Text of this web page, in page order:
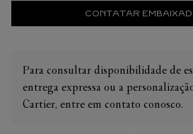
mm, espessura: 8,6 mm. Resistente à
metros).
CONTATAR
Para consultar disponibilidade de
entrega expressa ou a
Cartier, entre em contato conosco.